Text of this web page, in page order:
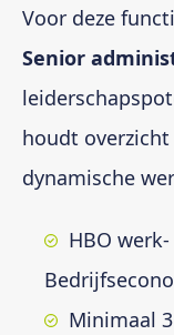
Voor deze
Senior
houdt
dynamische
HBO
Minimaal